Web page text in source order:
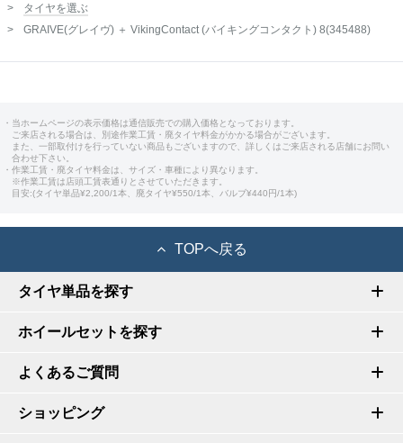
タイヤを選ぶ
GRAIVE(グレイヴ) ＋ VikingContact (バイキングコンタクト) 8(345488)
・当ホームページの表示価格は通信販売での購入価格となっております。
ご来店される場合は、別途作業工賃・廃タイヤ料金がかかる場合がございます。
また、一部取付けを行っていない商品もございますので、詳しくはご来店される店舗にお問い
合わせ下さい。
・作業工賃・廃タイヤ料金は、サイズ・車種により異なります。
※作業工賃は店頭工賃表通りとさせていただきます。
目安:(タイヤ単品¥2,200/1本、廃タイヤ¥550/1本、バルブ¥440円/1本)
TOPへ戻る
タイヤ単品を探す
ホイールセットを探す
よくあるご質問
ショッピング